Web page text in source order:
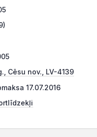
Cēsu nov., LV-4139
17.07.2016